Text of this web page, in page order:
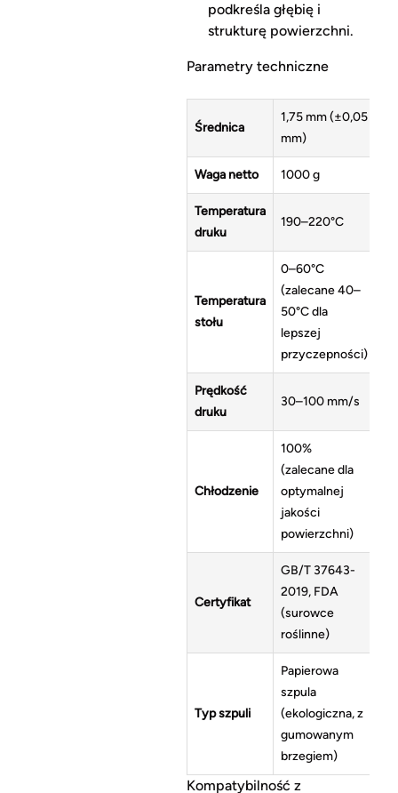
podkreśla głębię i
strukturę powierzchni.
Parametry techniczne
Średnica
1,75 mm (±0,05
mm)
Waga netto 1000 g
Temperatura
druku
190–220°C
Temperatura
stołu
0–60°C
(zalecane 40–
50°C dla
lepszej
przyczepności)
Prędkość
druku
30–100 mm/s
Chłodzenie
100%
(zalecane dla
optymalnej
jakości
powierzchni)
Certyfikat
GB/T 37643-
2019, FDA
(surowce
roślinne)
Typ szpuli
Papierowa
szpula
(ekologiczna, z
gumowanym
brzegiem)
Kompatybilność z